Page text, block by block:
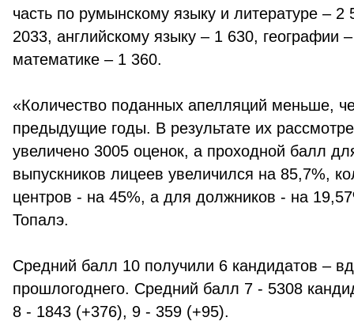
часть по румынскому языку и литературе – 2
2033, английскому языку – 1 630, географии
математике – 1 360.
«Количество поданных апелляций меньше,
предыдущие годы. В результате их
увеличено 3005 оценок, а проходной балл
выпускников лицеев увеличился на 85,7%,
центров - на 45%, а для должников - на
Топалэ.
Средний балл 10 получили 6 кандидатов –
прошлогоднего. Средний балл 7 - 5308
8 - 1843 (+376), 9 - 359 (+95).